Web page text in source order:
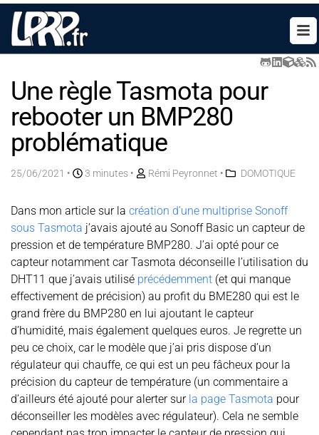
Une règle Tasmota pour
rebooter un BMP280
problématique
25/06/2021 • 3 minutes • Rémi Peyronnet • DOMOTIQUE
Dans mon article sur la création d’une multiprise Sonoff
sous Tasmota j’avais ajouté au Sonoff Basic un capteur de
pression et de température BMP280. J’ai opté pour ce
capteur notamment car Tasmota déconseille l’utilisation du
DHT11 que j’avais utilisé précédemment (et qui manque
effectivement de précision) au profit du BME280 qui est le
grand frère du BMP280 en lui ajoutant le capteur
d’humidité, mais également quelques euros. Je regrette un
peu ce choix, car le modèle que j’ai pris dispose d’un
régulateur qui chauffe, ce qui est un peu fâcheux pour la
précision du capteur de température (un commentaire a
d’ailleurs été ajouté pour alerter sur la page Tasmota pour
déconseiller les modèles avec régulateur). Cela ne semble